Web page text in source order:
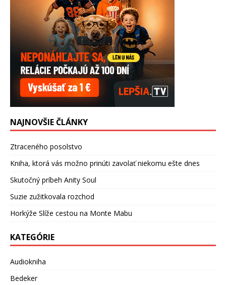
NAJNOVŠIE ČLÁNKY
Ztraceného posolstvo
Kniha, ktorá vás možno prinúti zavolať niekomu ešte dnes
Skutočný príbeh Anity Soul
Suzie zužitkovala rozchod
Horkýže Slíže cestou na Monte Mabu
KATEGÓRIE
Audiokniha
Bedeker